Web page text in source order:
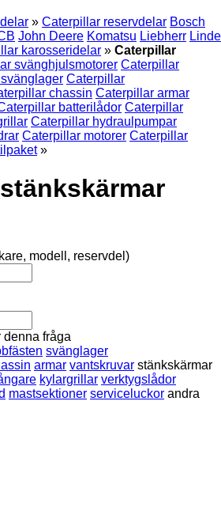
» Caterpillar reservdelar Bosch
John Deere Komatsu Liebherr Linde
karosseridelar » Caterpillar
svänghjulsmotorer Caterpillar
Caterpillar
chassin Caterpillar armar
batterilådor Caterpillar
Caterpillar hydraulpumpar
Caterpillar motorer Caterpillar
»
modell, reservdel)
denna fråga
svänglager
armar vantskruvar stänkskärmar
kylargrillar verktygslådor
mastsektioner serviceluckor andra